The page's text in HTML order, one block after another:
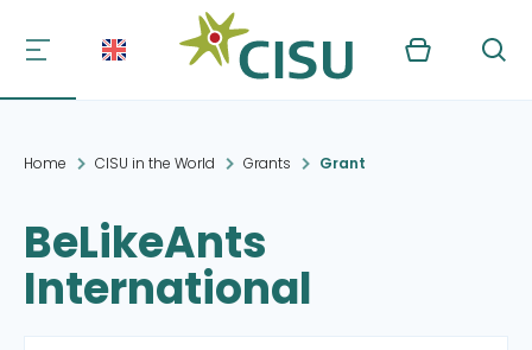
Kurv Søg
Home CISU in the World Grants Grant
BeLikeAnts
International